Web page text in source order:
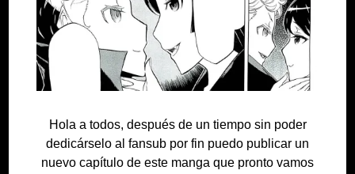
Hola a todos, después de un tiempo sin poder
dedicárselo al fansub por fin puedo publicar un
nuevo capítulo de este manga que pronto vamos